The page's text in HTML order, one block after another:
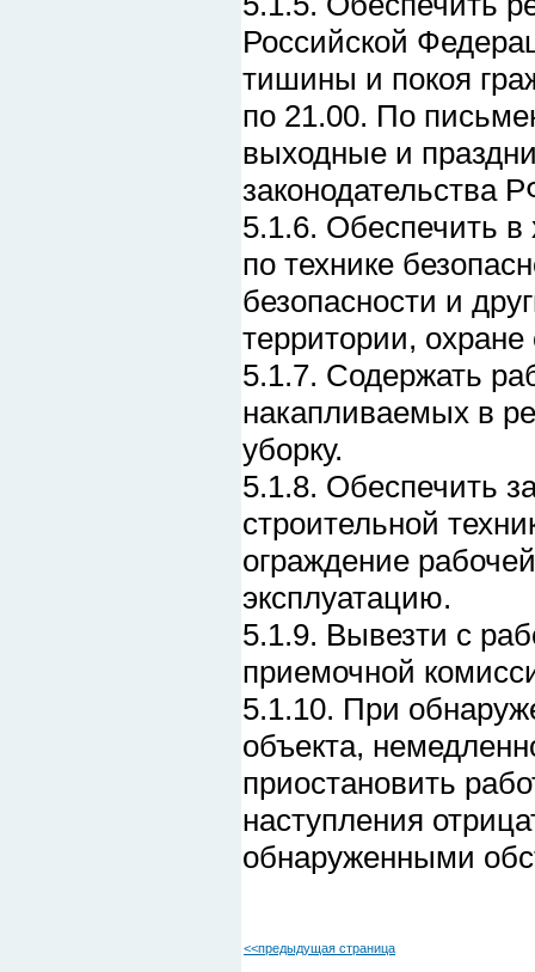
Российской
тишины и покоя
по 21.00. По
выходные и
законодательства
5.1.6. Обеспечить
по технике
безопасности и
территории,
5.1.7. Содержать
накапливаемых в
уборку.
5.1.8. Обеспечить
строительной
ограждение
эксплуатацию.
5.1.9. Вывезти с
приемочной
5.1.10. При
объекта,
приостановить
наступления
обнаруженными
<<предыдущая страница